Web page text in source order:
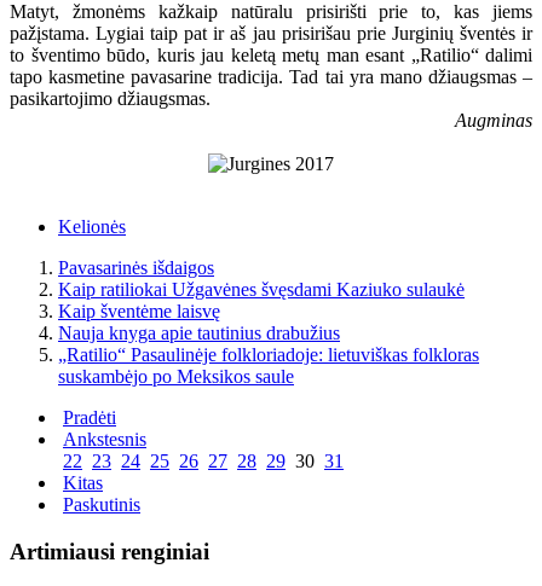
Matyt, žmonėms kažkaip natūralu prisirišti prie to, kas jiems
pažįstama. Lygiai taip pat ir aš jau prisirišau prie Jurginių šventės ir
to šventimo būdo, kuris jau keletą metų man esant „Ratilio“ dalimi
tapo kasmetine pavasarine tradicija. Tad tai yra mano džiaugsmas –
pasikartojimo džiaugsmas.
Augminas
Kelionės
Pavasarinės išdaigos
Kaip ratiliokai Užgavėnes švęsdami Kaziuko sulaukė
Kaip šventėme laisvę
Nauja knyga apie tautinius drabužius
„Ratilio“ Pasaulinėje folkloriadoje: lietuviškas folkloras
suskambėjo po Meksikos saule
Pradėti
Ankstesnis
22 23 24 25 26 27 28 29 30 31
Kitas
Paskutinis
Artimiausi renginiai